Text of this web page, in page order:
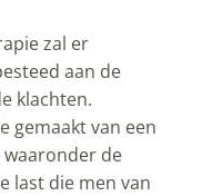
zal er
aan de
klachten.
gemaakt van een
de
last die men van